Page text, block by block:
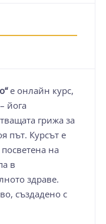
е онлайн курс,
– йога
грижа за
път. Курсът е
посветена на
в
здраве.
създадено с